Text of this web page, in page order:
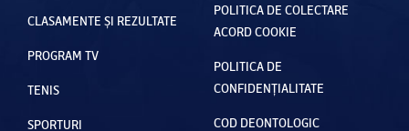
CLASAMENTE ȘI REZULTATE
PROGRAM TV
TENIS
SPORTURI
POLITICA DE COLECTARE
ACORD COOKIE
POLITICA DE
CONFIDENȚIALITATE
COD DEONTOLOGIC